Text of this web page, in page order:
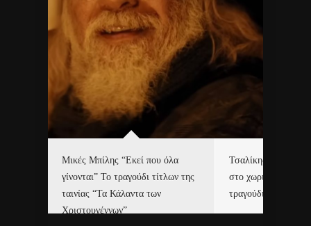
Μικές Μπίλης “Εκεί που όλα
γίνονται” Το τραγούδι τίτλων της
ταινίας “Τα Κάλαντα των
Χριστουγέννων”
Τσαλίκης,
στο χωριό του Άι
τραγούδι και video